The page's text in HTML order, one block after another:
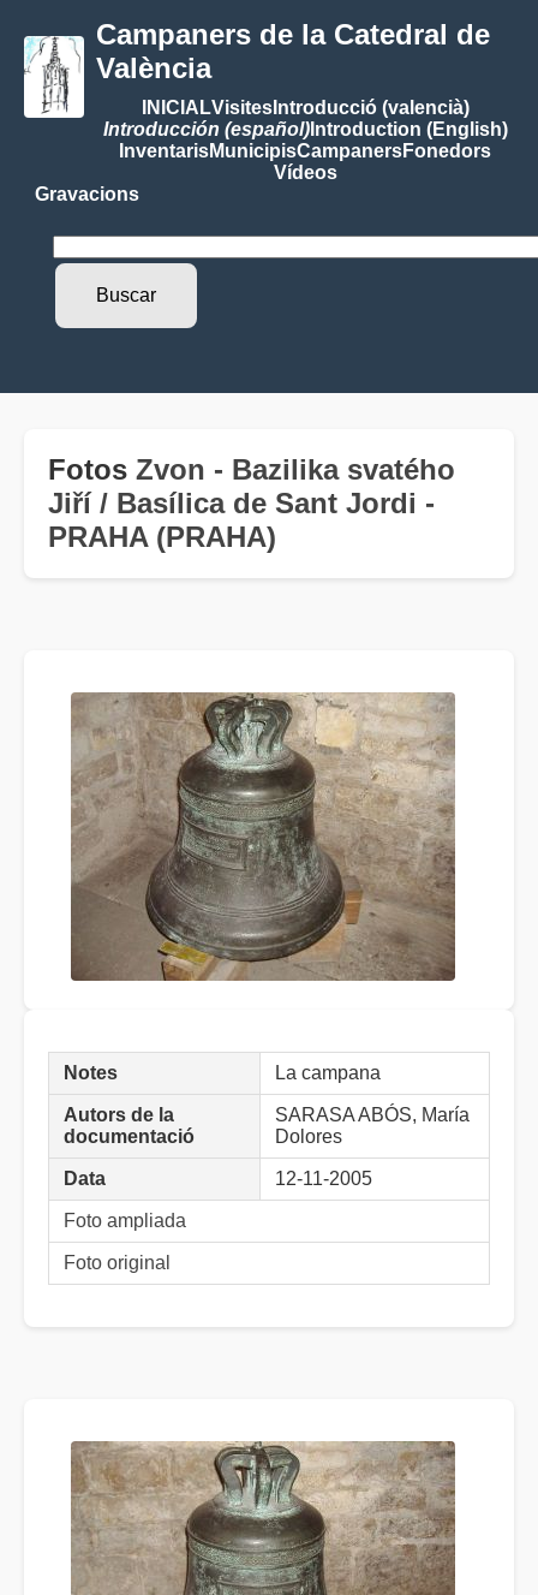
Campaners de la Catedral de
València
INICIALVisitesIntroducció (valencià)
Introducción (español)Introduction (English)
InventarisMunicipisCampanersFonedors
Vídeos
Gravacions
Fotos Zvon - Bazilika svatého
Jiří / Basílica de Sant Jordi -
PRAHA (PRAHA)
Notes La campana
Autors de la
documentació
SARASA ABÓS, María
Dolores
Data 12-11-2005
Foto ampliada
Foto original